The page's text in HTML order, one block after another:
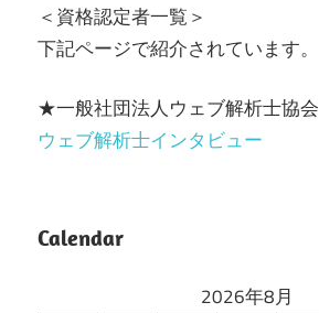
＜資格認定者一覧＞
下記ページで紹介されています。
★一般社団法人ウェブ解析士協会
ウェブ解析士インタビュー
Calendar
2026年8月